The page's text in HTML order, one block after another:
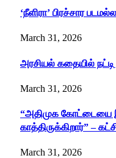
‘நீளிரா’ பிரச்சார
March 31, 2026
அரசியல் கதையில் நட்டி
March 31, 2026
“அதிமுக கோட்டையை
காத்திருக்கிறார்” –
March 31, 2026